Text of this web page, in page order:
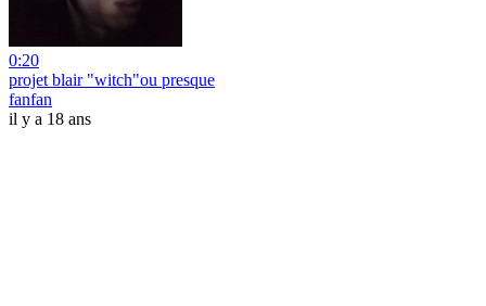
0:20
projet blair "witch"ou presque
fanfan
il y a 18 ans